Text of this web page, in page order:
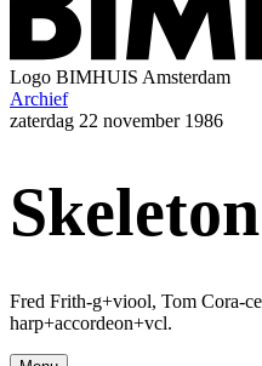
Logo BIMHUIS Amsterdam
Archief
zaterdag 22 november 1986
Fred Frith-g+viool, Tom Cora-
harp+accordeon+vcl.